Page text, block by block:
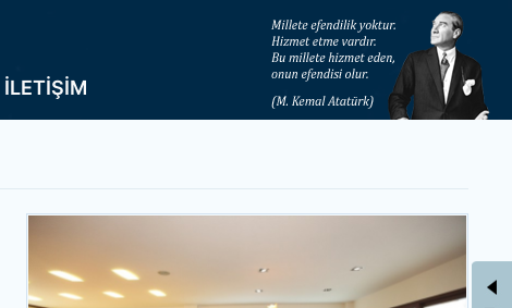
İLETİŞİM